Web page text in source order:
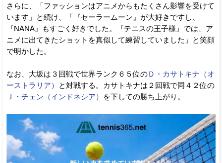
さらに、「ファッションはアニメからもたくさん影響を受けて
います」と続け、「『セーラームーン』が大好きですし、
『NANA』もすごく好きでした。『テニスの王子様』では、ア
ニメに出てきたショットを真似して練習していました」と笑顔
で明かした。
なお、大坂は３回戦で世界ランク６５位のＤ・カサトキナ（オ
ーストラリア）
と対戦する。カサトキナは２回戦で同４２位の
Ｊ・チェン（インドネシア）
を下しての勝ち上がり。